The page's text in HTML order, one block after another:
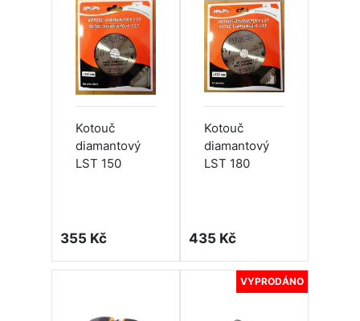
Kotouč
diamantový
LST 150
355 Kč
Kotouč
diamantový
LST 180
435 Kč
VYPRODÁNO